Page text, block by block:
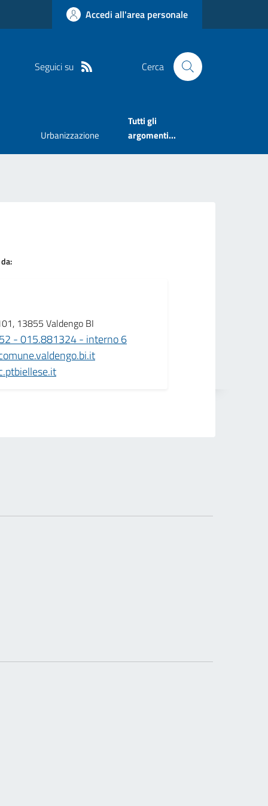
Accedi all'area personale
Seguici su Cerca
Urbanizzazione
Tutti gli
argomenti...
13855 Valdengo BI
- 015.881324 - interno 6